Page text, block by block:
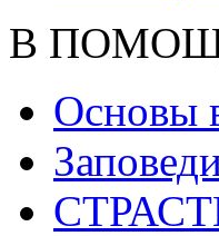
В
Основы